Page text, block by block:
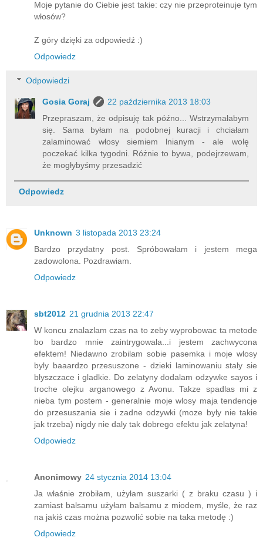
Moje pytanie do Ciebie jest takie: czy nie przeproteinuje tym
włosów?
Z góry dzięki za odpowiedź :)
Odpowiedz
Odpowiedzi
Gosia Goraj
22 października 2013 18:03
Przepraszam, że odpisuję tak późno... Wstrzymałabym
się. Sama byłam na podobnej kuracji i chciałam
zalaminować włosy siemiem lnianym - ale wolę
poczekać kilka tygodni. Różnie to bywa, podejrzewam,
że mogłybyśmy przesadzić
Odpowiedz
Unknown 3 listopada 2013 23:24
Bardzo przydatny post. Spróbowałam i jestem mega
zadowolona. Pozdrawiam.
Odpowiedz
sbt2012 21 grudnia 2013 22:47
W koncu znalazlam czas na to zeby wyprobowac ta metode
bo bardzo mnie zaintrygowala...i jestem zachwycona
efektem! Niedawno zrobilam sobie pasemka i moje wlosy
byly baaardzo przesuszone - dzieki laminowaniu staly sie
blyszczace i gladkie. Do zelatyny dodalam odzywke sayos i
troche olejku arganowego z Avonu. Takze spadlas mi z
nieba tym postem - generalnie moje wlosy maja tendencje
do przesuszania sie i zadne odzywki (moze byly nie takie
jak trzeba) nigdy nie daly tak dobrego efektu jak zelatyna!
Odpowiedz
Anonimowy 24 stycznia 2014 13:04
Ja właśnie zrobiłam, użyłam suszarki ( z braku czasu ) i
zamiast balsamu użyłam balsamu z miodem, myśle, że raz
na jakiś czas można pozwolić sobie na taka metodę :)
Odpowiedz